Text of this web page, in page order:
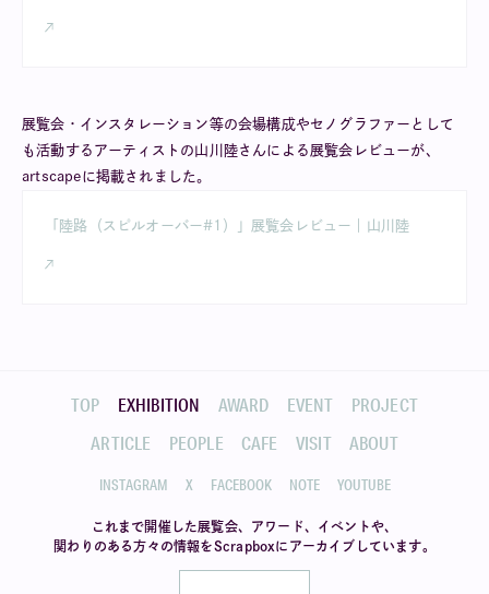
展覧会・インスタレーション等の会場構成やセノグラファーとして
も活動するアーティストの山川陸さんによる展覧会レビューが、
artscapeに掲載されました。
「陸路（スピルオーバー#1）」展覧会レビュー｜山川陸
TOP EXHIBITION AWARD EVENT
PROJECT
ARTICLE
PEOPLE CAFE VISIT ABOUT
INSTAGRAM X FACEBOOK NOTE YOUTUBE
これまで開催した展覧会、アワード、イベントや、
関わりのある方々の情報をScrapboxにアーカイブしています。